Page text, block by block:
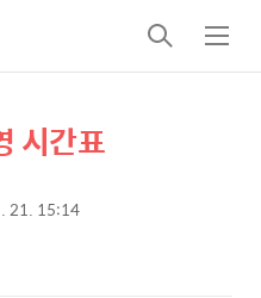
검
색
메
뉴
시간표
21. 15:14